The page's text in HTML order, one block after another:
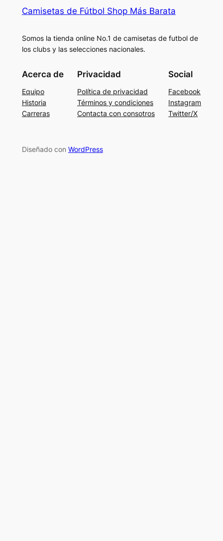
Camisetas de Fútbol Shop Más Barata
Somos la tienda online No.1 de camisetas de futbol de
los clubs y las selecciones nacionales.
Acerca de
Equipo
Historia
Carreras
Privacidad
Política de privacidad
Términos y condiciones
Contacta con consotros
Social
Facebook
Instagram
Twitter/X
Diseñado con WordPress